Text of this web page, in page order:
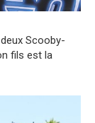
Scooby-
fils est la